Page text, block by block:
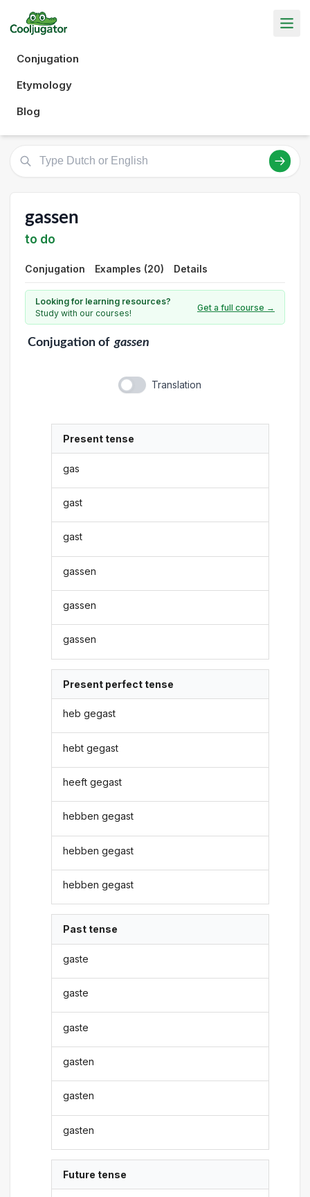
Conjugation
Etymology
Blog
gassen
to do
Conjugation Examples (20) Details
Looking for learning resources?
Study with our courses!
Get a full course →
Conjugationof gassen
Translation
Present tense
gas
gast
gast
gassen
gassen
gassen
Present perfect tense
heb gegast
hebt gegast
heeft gegast
hebben gegast
hebben gegast
hebben gegast
Past tense
gaste
gaste
gaste
gasten
gasten
gasten
Future tense